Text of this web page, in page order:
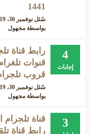
1441
سُئل نوفمبر 30، 2019
بواسطة مجهول
4
إجابات
رابط قناة
قنوات
قروب
سُئل نوفمبر 30، 2019
بواسطة مجهول
3
قناة تلجرام
رابط قناة